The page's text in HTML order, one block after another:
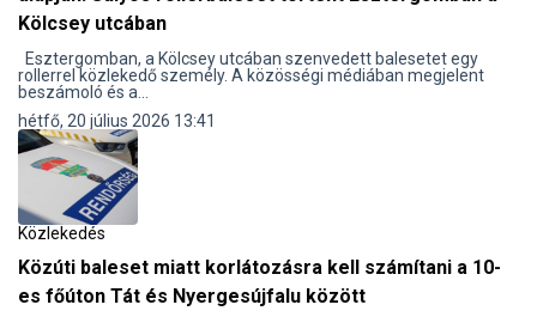
Kölcsey utcában
Esztergomban, a Kölcsey utcában szenvedett balesetet egy
rollerrel közlekedő személy. A közösségi médiában megjelent
beszámoló és a...
hétfő, 20 július 2026 13:41
Közlekedés
Közúti baleset miatt korlátozásra kell számítani a 10-
es főúton Tát és Nyergesújfalu között